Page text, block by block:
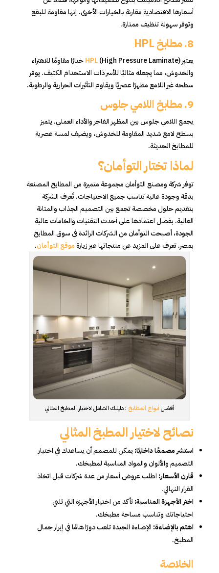
أسعارها الاقتصادية مقارنة بالخيارات الأخرى. إنها مقاومة للبقع
وتوفر سهولة تنظيف ممتازة.
8. مطابخ HPL
يعتبر HPL(High Pressure Laminate) خيارًا مقاومًا للاهتراء
والخدوش، مما يجعله مثاليًا للأسر ذات الاستخدام الكثيف. يوفر
سطحه غير اللامع مظهرًا عصريًا ويقاوم التأثيرات الحرارية والرطوبة.
9. مطابخ اللامي جلوس
يجمع اللامي جلوس بين المظهر الفاخر والأداء العملي. يتميز
بسطح لامع شديد المقاومة للخدوش، ويضيف لمسة عصرية
للمطابخ الحديثة.
لماذا تختار التوأمان؟
توفر شركة ومصنع التوأمان مجموعة متميزة من المطابخ المصنعة
بدقة وجودة عالية تناسب جميع الاحتياجات. تُعرف الشركة
بتقديم حلول مخصصة تجمع بين التصميم الجذاب والمتانة
العالية. بفضل اعتمادها على أحدث التقنيات والخامات عالية
الجودة، أصبحت التوأمان من الشركات الرائدة في سوق المطابخ
بمصر. تعرف على المزيد عن منتجاتها عبر زيارةموقع التوأمان.
أفضلأنواع المطابخ : دليلك الشامل لاختيار المطبخ المثالي
نصائح لاختيار المطبخ المثالي
استشر مصممًا داخليًا:يمكن للمصمم أن يساعدك في اختيار
التصميم والألوان والمواد المناسبة لمطبخك.
قارن الأسعار: اطلب عروض أسعار من عدة شركات قبل اتخاذ
القرار النهائي.
اختر الأجهزة المناسبة:تأكد من اختيار الأجهزة التي تلبي
احتياجاتك وتناسب مساحة مطبخك.
اهتم بالإضاءة: الإضاءة الجيدة تلعب دورًا هامًا في إبراز جمال
المطبخ.
الخلاصة